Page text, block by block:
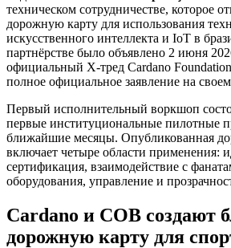
техническом сотрудничестве, которое
дорожную карту для использования
искусственного интеллекта и IoT в
партнёрстве было объявлено 2 июня
официальный X-тред Cardano
полное официальное заявление на
Первый исполнительный воркшоп
первые институциональные пилотные
ближайшие месяцы. Опубликованная
включает четыре области применения:
сертификация, взаимодействие с
оборудования, управление и
Cardano и COB создают
дорожную карту для